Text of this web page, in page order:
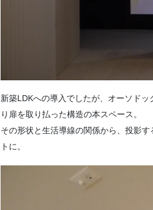
新築LDKへの導入でしたが、オーソド
り扉を取り払った構造の本スペース。
その形状と生活導線の関係から、投影
トに。